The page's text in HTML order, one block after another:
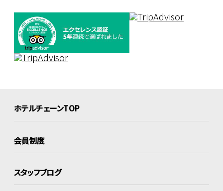
ホテルチェーンTOP
会員制度
スタッフブログ